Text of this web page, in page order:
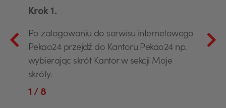
Krok 1.
Po zalogowaniu do serwisu internetowego
Pekao24 przejdź do Kantoru Pekao24 np.
wybierając skrót Kantor w sekcji Moje
skróty.
1 / 8